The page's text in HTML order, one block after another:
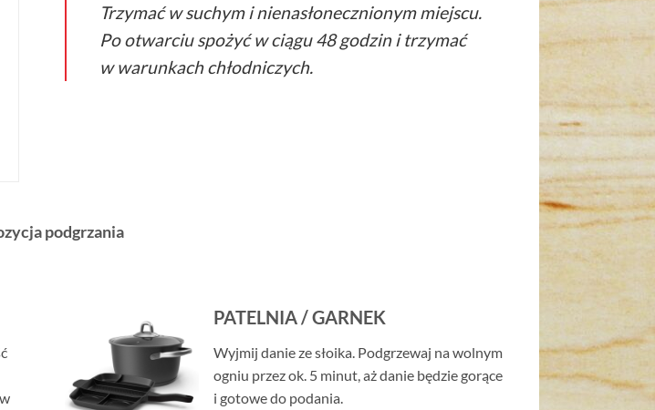
Trzymać w suchym i nienasłonecznionym miejscu.
Po otwarciu spożyć w ciągu 48 godzin i trzymać
w warunkach chłodniczych.
podgrzania
PATELNIA / GARNEK
Wyjmij danie ze słoika. Podgrzewaj na wolnym
ogniu przez ok. 5 minut, aż danie będzie gorące
i gotowe do podania.